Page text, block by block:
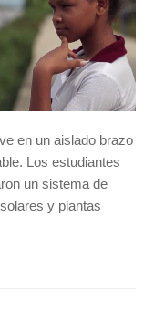
en un aislado brazo
Los estudiantes
un sistema de
y plantas